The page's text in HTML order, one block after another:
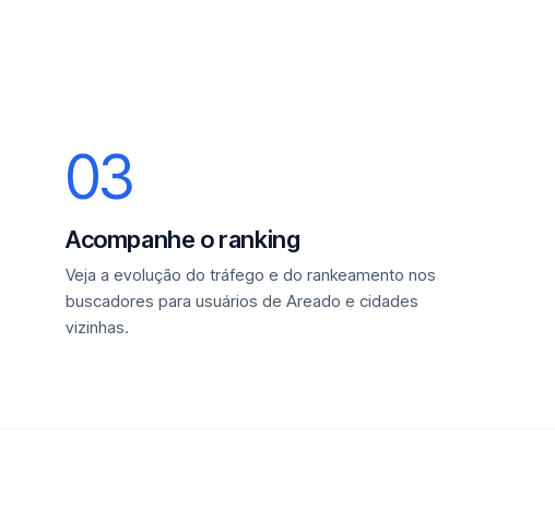
03
Acompanhe o ranking
Veja a evolução do tráfego e do rankeamento nos
buscadores para usuários de Areado e cidades
vizinhas.